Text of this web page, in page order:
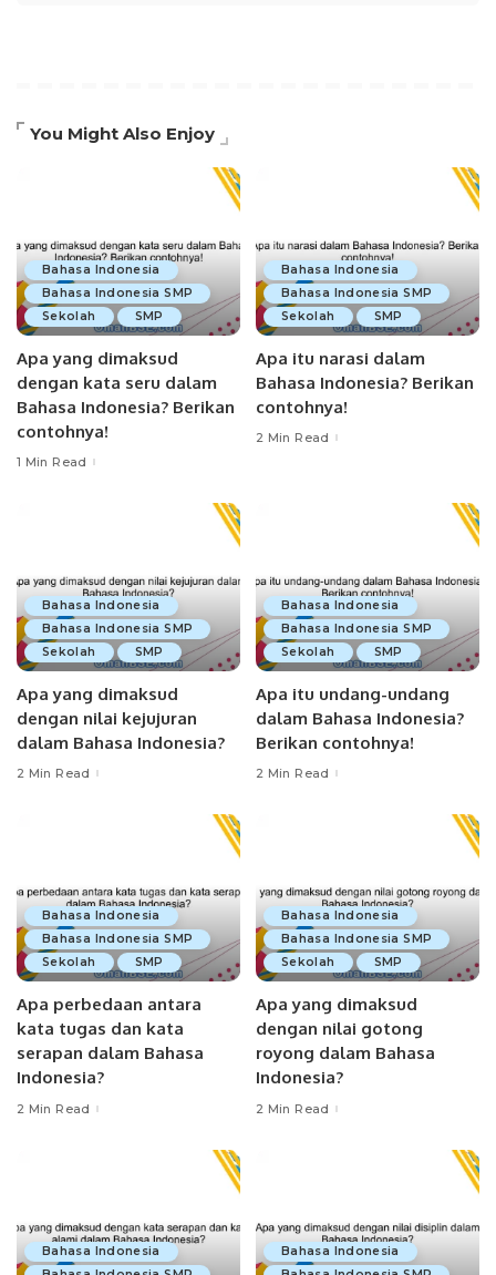
You Might Also Enjoy
Bahasa Indonesia
Bahasa Indonesia SMP
Sekolah
SMP
Apa yang dimaksud
dengan kata seru dalam
Bahasa Indonesia? Berikan
contohnya!
1 Min Read
Bahasa Indonesia
Bahasa Indonesia SMP
Sekolah
SMP
Apa itu narasi dalam
Bahasa Indonesia? Berikan
contohnya!
2 Min Read
Bahasa Indonesia
Bahasa Indonesia SMP
Sekolah
SMP
Apa yang dimaksud
dengan nilai kejujuran
dalam Bahasa Indonesia?
2 Min Read
Bahasa Indonesia
Bahasa Indonesia SMP
Sekolah
SMP
Apa itu undang-undang
dalam Bahasa Indonesia?
Berikan contohnya!
2 Min Read
Bahasa Indonesia
Bahasa Indonesia SMP
Sekolah
SMP
Apa perbedaan antara
kata tugas dan kata
serapan dalam Bahasa
Indonesia?
2 Min Read
Bahasa Indonesia
Bahasa Indonesia SMP
Sekolah
SMP
Apa yang dimaksud
dengan nilai gotong
royong dalam Bahasa
Indonesia?
2 Min Read
Bahasa Indonesia
Bahasa Indonesia